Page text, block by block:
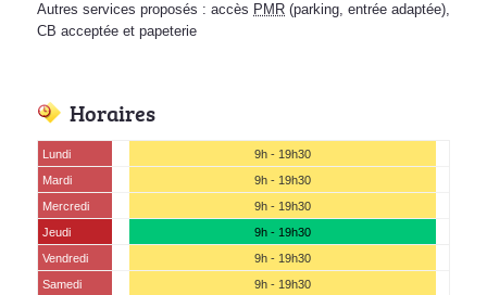
Autres services proposés : accès PMR (parking, entrée adaptée),
CB acceptée et papeterie
Horaires
Lundi
9h - 19h30
Mardi
9h - 19h30
Mercredi
9h - 19h30
Jeudi
9h - 19h30
Vendredi
9h - 19h30
Samedi
9h - 19h30